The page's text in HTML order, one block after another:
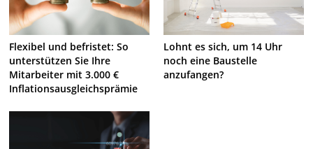
Flexibel und befristet: So
unterstützen Sie Ihre
Mitarbeiter mit 3.000 €
Inflationsausgleichsprämie
Lohnt es sich, um 14 Uhr
noch eine Baustelle
anzufangen?